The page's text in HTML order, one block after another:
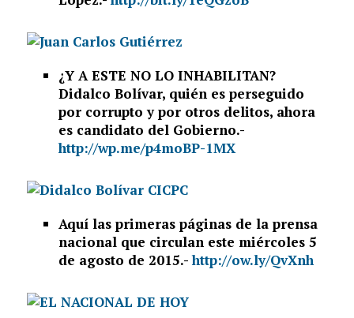
¿Y A ESTE NO LO INHABILITAN?
Didalco Bolívar, quién es perseguido
por corrupto y por otros delitos, ahora
es candidato del Gobierno.-
http://wp.me/p4moBP-1MX
Aquí las primeras páginas de la prensa
nacional que circulan este miércoles 5
de agosto de 2015.-http://ow.ly/QvXnh